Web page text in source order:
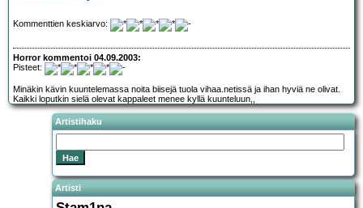
Kommenttien keskiarvo:
Horror kommentoi 04.09.2003:
Pisteet:
Minäkin kävin kuuntelemassa noita biisejä tuola vihaa.netissä ja ihan hyviä ne olivat.
Kaikki loputkin sielä olevat kappaleet menee kyllä kuunteluun,,
Artistihaku
Artisti